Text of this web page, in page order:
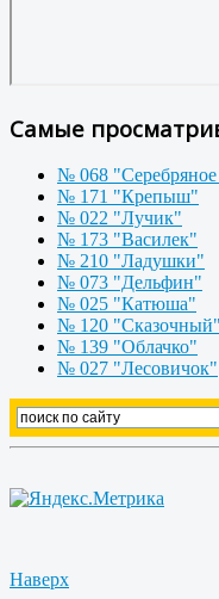
Самые
№ 068
№ 171 "Крепыш"
№ 022 "Лучик"
№ 173 "Василек"
№ 210 "Ладушки"
№ 073 "Дельфин"
№ 025 "Катюша"
№ 120 "Сказочный"
№ 139 "Облачко"
№ 027 "Лесовичок"
Наверх